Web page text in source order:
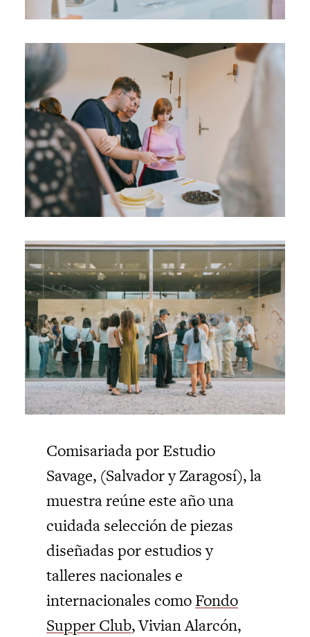
Comisariada por Estudio
Savage, (Salvador y Zaragosí), la
muestra reúne este año una
cuidada selección de piezas
diseñadas por estudios y
talleres nacionales e
internacionales comoFondo
Supper Club, Vivian Alarcón,